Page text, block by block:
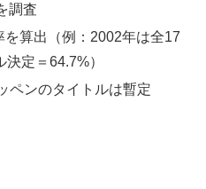
調査
を算出（例：2002年は全17
定＝64.7%）
ペンのタイトルは暫定